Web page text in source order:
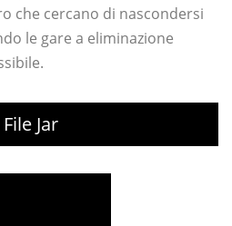
che cercano di nascondersi
le gare a eliminazione
Jar